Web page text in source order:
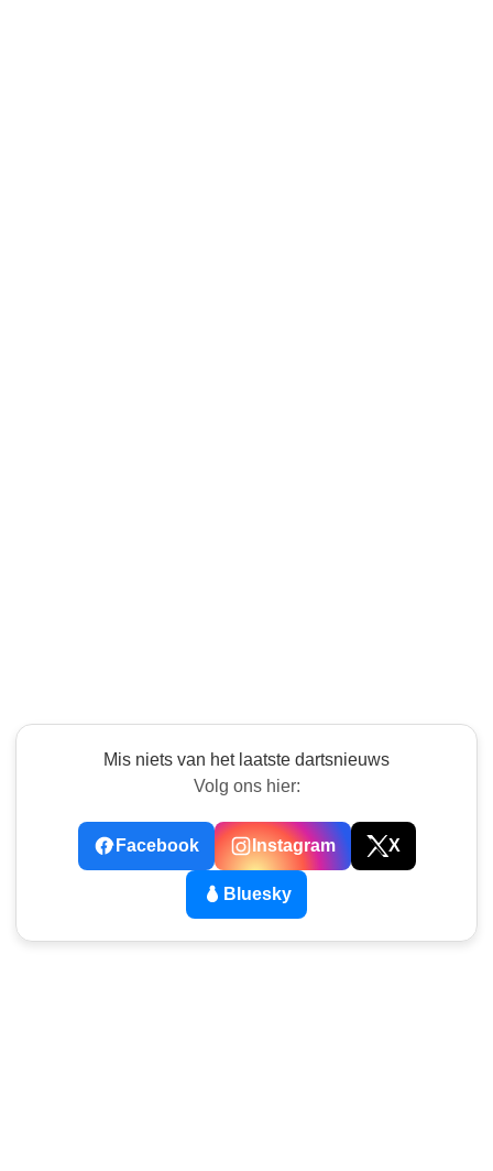
Mis niets van het laatste dartsnieuws
Volg ons hier:
Facebook Instagram X
Bluesky